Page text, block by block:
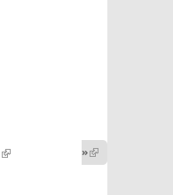
(link is»
external)